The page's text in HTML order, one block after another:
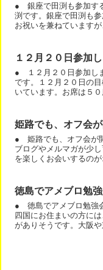
● 銀座で田渕も参加す
渕です。銀座で田渕も
お祝いを兼ねています
１２月２０日参加
● １２月２０日参加し
です。１２月２０日の
いています。お席は５
姫路でも、オフ会
● 姫路でも、オフ会が
ブログやメルマガが少
を楽しくお会いするの
徳島でアメブロ勉
● 徳島でアメブロ勉強
四国にお住まいの方に
がありそうです。大阪